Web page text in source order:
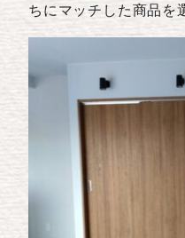
ちにマッチした商品を